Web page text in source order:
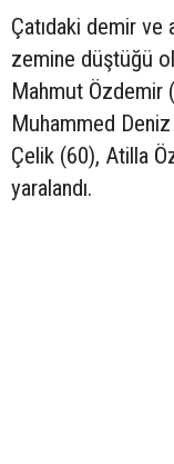
Çatıdaki demir ve
zemine düştüğü
Mahmut Özdemir
Muhammed
Çelik (60), Atilla
yaralandı.